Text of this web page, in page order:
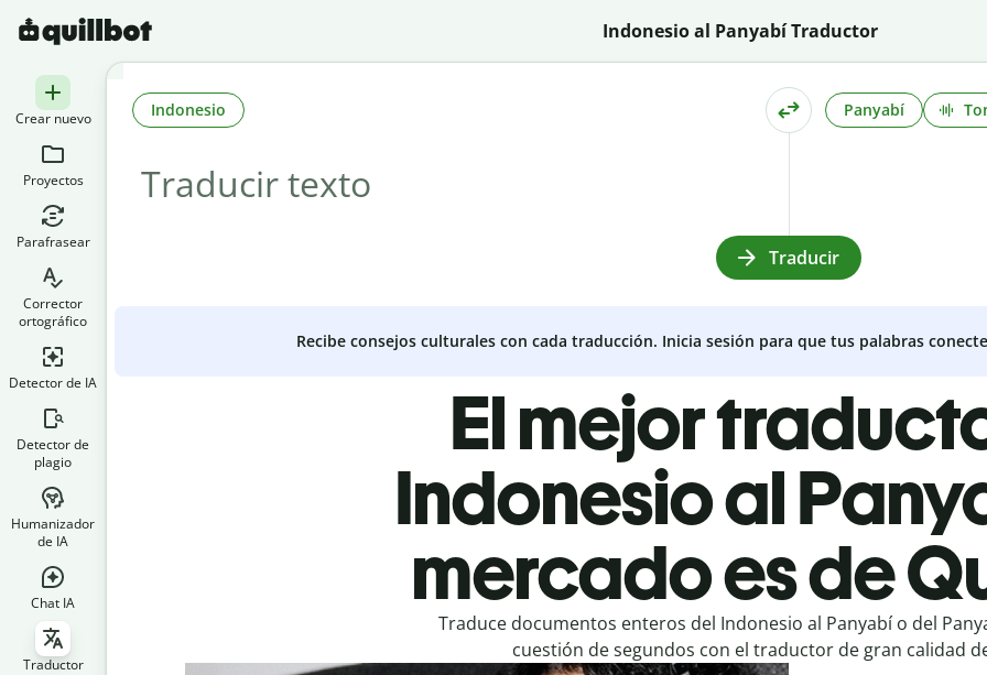
Indonesio al Panyabí Traductor
Crear nuevo
Proyectos
Parafrasear
Corrector
ortográfico
Detector de IA
Detector de
plagio
Humanizador
de IA
Chat IA
Traductor
Indonesio Panyabí
Traducir
Recibe consejos culturales con cada traducción. Inicia sesión para que tus palabras
El mejor
Indonesio al
mercado es de
Traduce documentos enteros del Indonesio al Panyabí o del
cuestión de segundos con el traductor de gran calidad